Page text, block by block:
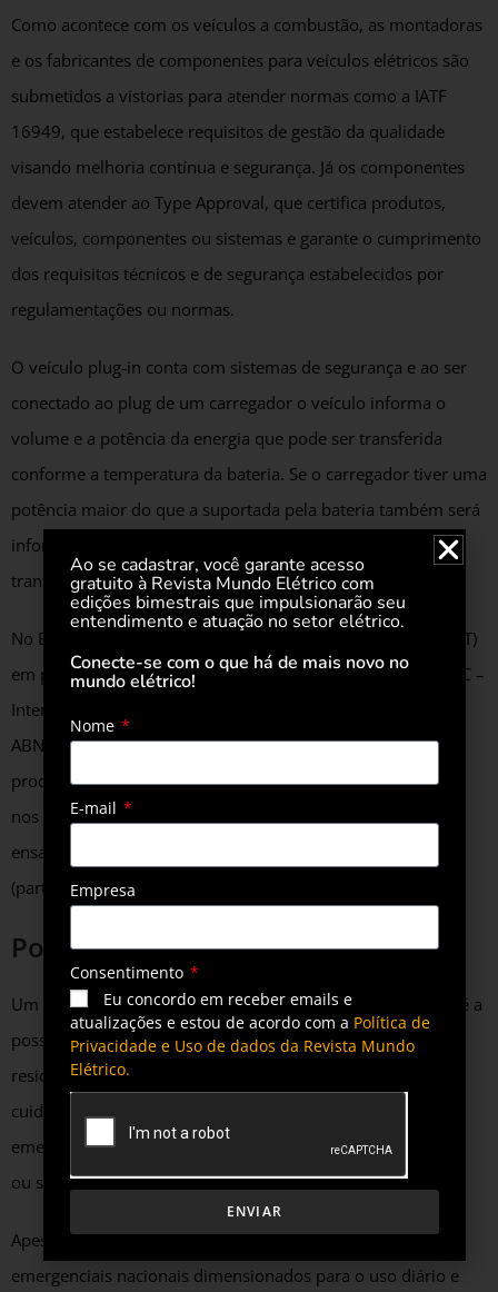
Como acontece com os veículos a combustão, as montadoras
e os fabricantes de componentes para veículos elétricos são
submetidos a vistorias para atender normas como a IATF
16949, que estabelece requisitos de gestão da qualidade
visando melhoria contínua e segurança. Já os componentes
devem atender ao Type Approval, que certifica produtos,
veículos, componentes ou sistemas e garante o cumprimento
dos requisitos técnicos e de segurança estabelecidos por
regulamentações ou normas.
O veículo plug-in conta com sistemas de segurança e ao ser
conectado ao plug de um carregador o veículo informa o
volume e a potência da energia que pode ser transferida
conforme a temperatura da bateria. Se o carregador tiver uma
potência maior do que a suportada pela bateria também será
informado a potência máxima de energia que pode ser
transferida.
No Brasil, a Associação Brasileira de Normas Técnicas (ABNT)
em parceria com a Comissão Eletrotécnica Internacional (IEC –
International Electrotechnical Commission), desenvolveu a
ABNT NBR IEC 62660, que estabelece critérios e
procedimentos para ensaios em células de lítio-íon usadas
nos veículos elétricos e que está dividida em três partes:
ensaios de desempenho (parte 1), confiabilidade e abuso
(parte 2) e requisitos de segurança (parte 3).
Posto de combustível em casa
Um dos diferenciais que atraem donos de veículos plug-in é a
possibilidade de ter um “posto de combustível” na própria
residência. Mas o carregamento doméstico demanda
cuidados, um deles é não utilizar um carregador portátil ou
emergencial como se fosse um carregador do tipo wallbox,
ou seja, todos os dias e durante muitas horas.
Apesar de existirem modelos de carregadores portáteis ou
emergenciais nacionais dimensionados para o uso diário e
Ao se cadastrar, você garante acesso
gratuito à Revista Mundo Elétrico com
edições bimestrais que impulsionarão seu
entendimento e atuação no setor elétrico.
Conecte-se com o que há de mais novo no
mundo elétrico!
Nome
E-mail
Empresa
Consentimento
Eu concordo em receber emails e
atualizações e estou de acordo com a Política de
Privacidade e Uso de dados da Revista Mundo
Elétrico.
ENVIAR